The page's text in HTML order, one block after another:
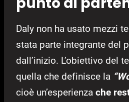
Daly non ha usato mezzi
stata parte integrante del
dall’inizio. L’obiettivo del
quella che definisce la
cioè un’esperienza che